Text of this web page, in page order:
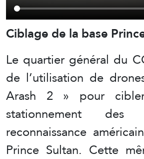
Ciblage de la base
Le quartier général du
de l’utilisation de
Arash 2 » pour
stationnement
reconnaissance
Prince Sultan. Cette